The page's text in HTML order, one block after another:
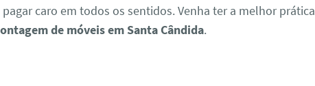
pagar caro em todos os sentidos. Venha ter a melhor prática
de móveis em Santa Cândida.